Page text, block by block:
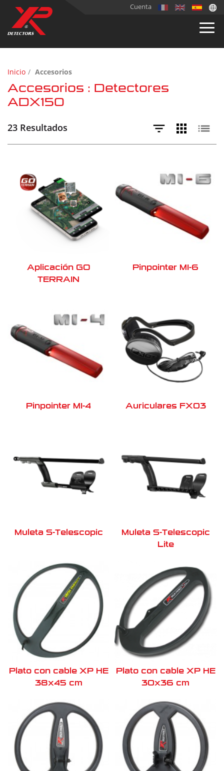
Cuenta
Inicio Accesorios
Accesorios : Detectores
ADX150
23 Resultados
Aplicación GO
TERRAIN
Pinpointer MI-6
Pinpointer MI-4 Auriculares FX03
Muleta S-Telescopic
Muleta S-Telescopic
Lite
Plato con cable XP HE
38x45 cm
Plato con cable XP HE
30x36 cm